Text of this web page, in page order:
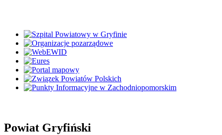
Powiat Gryfiński